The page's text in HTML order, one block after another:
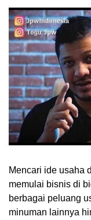
Mencari ide usaha
memulai bisnis di
berbagai peluang
minuman lainnya